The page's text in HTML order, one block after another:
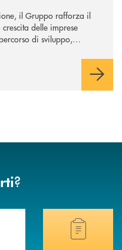
il Gruppo rafforza il
delle imprese
di sviluppo,
?
di assistenza immediata?
Hai bisogno di